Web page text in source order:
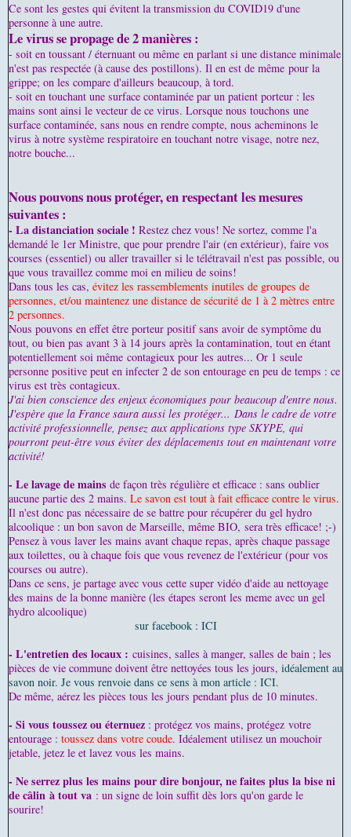
Ce sont les gestes qui évitent la transmission du COVID19 d'une
personne à une autre.
Le virus se propage de 2 manières :
- soit en toussant / éternuant ou même en parlant si une distance minimale
n'est pas respectée (à cause des postillons). Il en est de même pour la
grippe; on les compare d'ailleurs beaucoup, à tord.
- soit en touchant une surface contaminée par un patient porteur : les
mains sont ainsi le vecteur de ce virus. Lorsque nous touchons une
surface contaminée, sans nous en rendre compte, nous acheminons le
virus à notre système respiratoire en touchant notre visage, notre nez,
notre bouche...
Nous pouvons nous protéger, en respectant les mesures
suivantes :
- La distanciation sociale ! Restez chez vous! Ne sortez, comme l'a
demandé le 1er Ministre, que pour prendre l'air (en extérieur), faire vos
courses (essentiel) ou aller travailler si le télétravail n'est pas possible, ou
que vous travaillez comme moi en milieu de soins!
Dans tous les cas, évitez les rassemblements inutiles de groupes de
personnes, et/ou maintenez une distance de sécurité de 1 à 2 mètres entre
2 personnes.
Nous pouvons en effet être porteur positif sans avoir de symptôme du
tout, ou bien pas avant 3 à 14 jours après la contamination, tout en étant
potentiellement soi même contagieux pour les autres... Or 1 seule
personne positive peut en infecter 2 de son entourage en peu de temps : ce
virus est très contagieux.
J'ai bien conscience des enjeux économiques pour beaucoup d'entre nous.
J'espère que la France saura aussi les protéger... Dans le cadre de votre
activité professionnelle, pensez aux applications type SKYPE, qui
pourront peut-être vous éviter des déplacements tout en maintenant votre
activité!
- Le lavage de mains de façon très régulière et efficace : sans oublier
aucune partie des 2 mains. Le savon est tout à fait efficace contre le virus.
Il n'est donc pas nécessaire de se battre pour récupérer du gel hydro
alcoolique : un bon savon de Marseille, même BIO, sera très efficace! ;-)
Pensez à vous laver les mains avant chaque repas, après chaque passage
aux toilettes, ou à chaque fois que vous revenez de l'extérieur (pour vos
courses ou autre).
Dans ce sens, je partage avec vous cette super vidéo d'aide au nettoyage
des mains de la bonne manière (les étapes seront les meme avec un gel
hydro alcoolique)
sur facebook : ICI
- L'entretien des locaux : cuisines, salles à manger, salles de bain ; les
pièces de vie commune doivent être nettoyées tous les jours, idéalement au
savon noir. Je vous renvoie dans ce sens à mon article : ICI.
De même, aérez les pièces tous les jours pendant plus de 10 minutes.
- Si vous toussez ou éternuez : protégez vos mains, protégez votre
entourage : toussez dans votre coude. Idéalement utilisez un mouchoir
jetable, jetez le et lavez vous les mains.
- Ne serrez plus les mains pour dire bonjour, ne faites plus la bise ni
de câlin à tout va : un signe de loin suffit dès lors qu'on garde le
sourire!